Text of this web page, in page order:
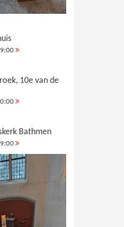
10e van de
Bathmen